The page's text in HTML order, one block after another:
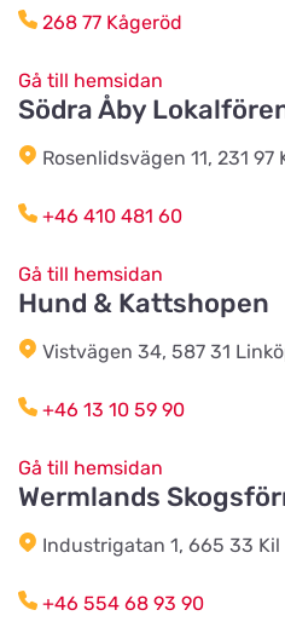
Stallplatsvägen 2
Djurensvärld Vetlanda
HundoMera
Kolmårdens Djurtillbehör
Annas Djur & Foder
Affärsvägen 3
Gunneröd 536
268 77 Kågeröd
Gå till hemsidan
Södra Åby
Rosenlidsvägen 11, 231 97
+46 410 481 60
Gå till hemsidan
Hund & Kattshopen
Vistvägen 34, 587 31
+46 13 10 59 90
Gå till hemsidan
Wermlands
Industrigatan 1, 665 33 Kil
+46 554 68 93 90